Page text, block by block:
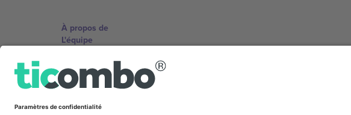
À propos de
L'équipe
Conditions générales
Programme d'affiliation